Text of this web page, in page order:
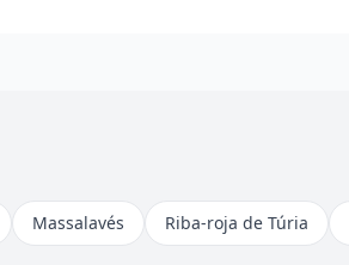
Massalavés Riba-roja de Túria